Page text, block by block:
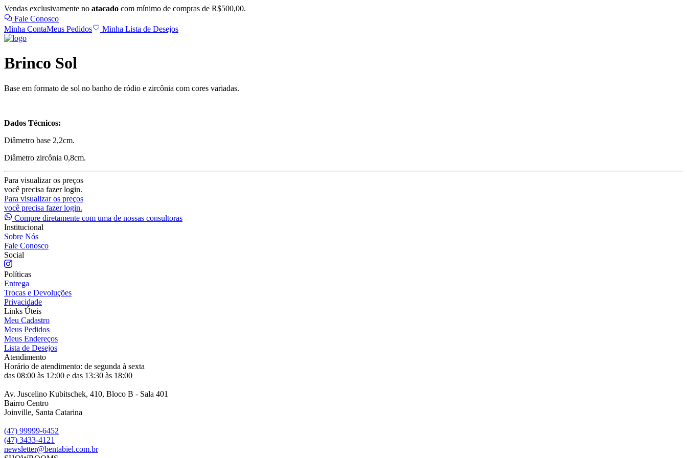
Vendas exclusivamente no atacado com mínimo de compras de R$500,00.
Fale Conosco
Minha ContaMeus Pedidos Minha Lista de Desejos
Brinco Sol
Base em formato de sol no banho de ródio e zircônia com cores variadas.
Dados Técnicos:
Diâmetro base 2,2cm.
Diâmetro zircônia 0,8cm.
Para visualizar os preços
você precisa fazer login.
Para visualizar os preços
você precisa fazer login.
Compre diretamente com uma de nossas consultoras
Institucional
Sobre Nós
Fale Conosco
Social
Políticas
Entrega
Trocas e Devoluções
Privacidade
Links Úteis
Meu Cadastro
Meus Pedidos
Meus Endereços
Lista de Desejos
Atendimento
Horário de atendimento: de segunda à sexta
das 08:00 às 12:00 e das 13:30 às 18:00
Av. Juscelino Kubitschek, 410, Bloco B - Sala 401
Bairro Centro
Joinville, Santa Catarina
(47) 99999-6452
(47) 3433-4121
newsletter@bentabiel.com.br